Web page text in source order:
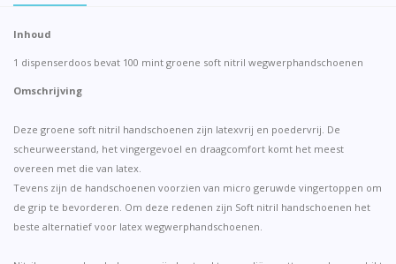
Inhoud
1 dispenserdoos bevat 100 mint groene soft nitril wegwerphandschoenen
Omschrijving
Deze groene soft nitril handschoenen zijn latexvrij en poedervrij. De
scheurweerstand, het vingergevoel en draagcomfort komt het meest
overeen met die van latex.
Tevens zijn de handschoenen voorzien van micro geruwde vingertoppen om
de grip te bevorderen. Om deze redenen zijn Soft nitril handschoenen het
beste alternatief voor latex wegwerphandschoenen.